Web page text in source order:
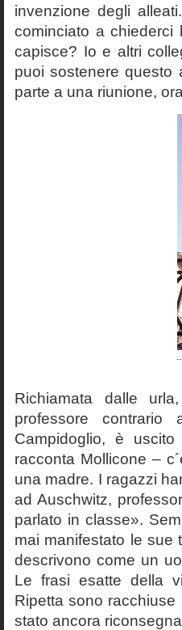
invenzione degli
cominciato a
capisce? Io e altri
puoi sostenere questo
parte a una riunione,
Richiamata dalle
professore
Campidoglio, è
racconta Mollicone –
una madre. I ragazzi
ad Auschwitz,
parlato in classe».
mai manifestato le sue
descrivono come un
Le frasi esatte della
Ripetta sono
stato ancora